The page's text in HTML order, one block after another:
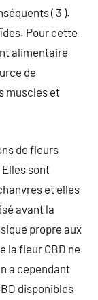
( 3 ).
Pour cette
alimentaire
de
muscles et
de fleurs
sont
et elles
avant la
propre aux
la fleur CBD ne
a cependant
disponibles